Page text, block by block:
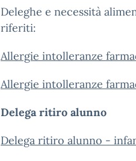
Deleghe e necessità
riferiti:
Allergie intolleranze
Allergie intolleranze
Delega ritiro alunno
Delega ritiro alunno -